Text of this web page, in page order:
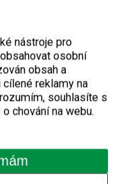
nástroje pro
osobní
obsah a
reklamy na
souhlasíte s
chování na webu.